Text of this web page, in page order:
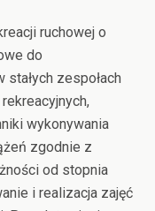
ruchowej o
do
zespołach
wykonywania
zgodnie z
od stopnia
i realizacja zajęć